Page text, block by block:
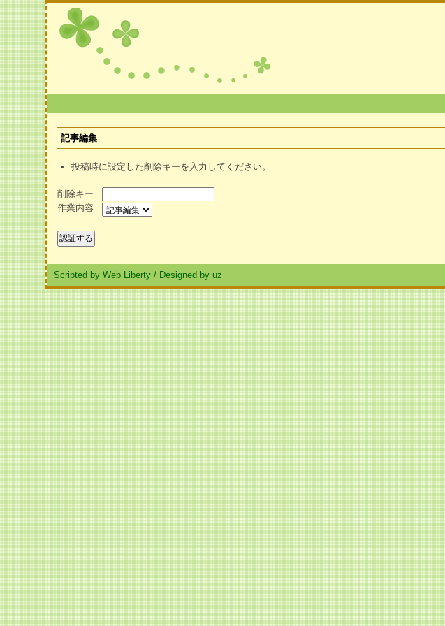
記事編集
投稿時に設定した削除キーを入力してください。
削除キー
作業内容
Scripted by Web Liberty / Designed by uz